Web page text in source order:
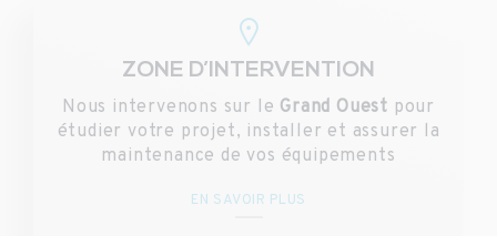
ZONE D’INTERVENTION
Nous intervenons sur le Grand Ouest pour
étudier votre projet, installer et assurer la
maintenance de vos équipements
EN SAVOIR PLUS